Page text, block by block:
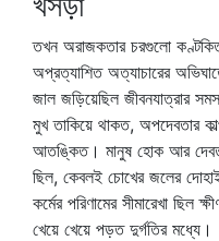
তখন অরাজকতার চরগুলো কণ্টকিত
অপ্রত্যাশিত অত্যাচারের
জাল জড়িয়েছিল জীবনযাত্রার
মুখ তাকিয়ে থাকত, অপদেবতার
আতঙ্কিত। মানুষ হোক আর
ছিল, কেবলই চোখের জলের
কর্মের পরিণামের সীমারেখা
খেয়ে খেয়ে পড়ত দুর্গতির মধ্যে।